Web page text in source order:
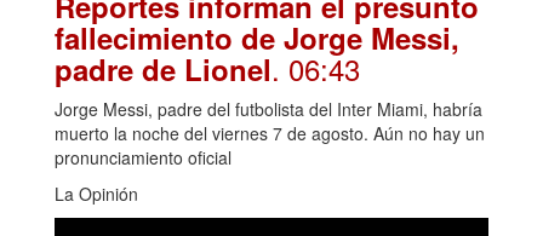
fallecimiento de Jorge Messi,
padre de Lionel. 06:43
Jorge Messi, padre del futbolista del Inter Miami, habría
muerto la noche del viernes 7 de agosto. Aún no hay un
pronunciamiento oficial
La Opinión